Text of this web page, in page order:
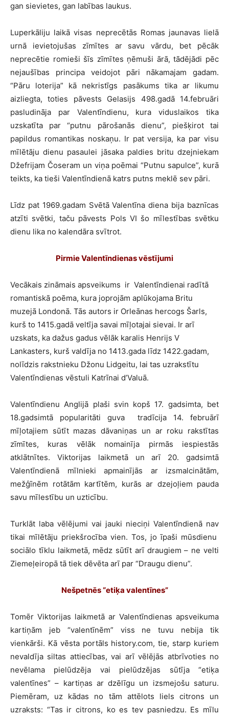
gan sievietes, gan labības laukus.
Luperkāliju laikā visas neprecētās Romas jaunavas lielā
urnā ievietojušas zīmītes ar savu vārdu, bet pēcāk
neprecētie romieši šīs zīmītes ņēmuši ārā, tādējādi pēc
nejaušības principa veidojot pāri nākamajam gadam.
“Pāru loterija” kā nekristīgs pasākums tika ar likumu
aizliegta, toties pāvests Gelasijs 498.gadā 14.februāri
pasludināja par Valentīndienu, kura viduslaikos tika
uzskatīta par “putnu pārošanās dienu”, piešķirot tai
papildus romantikas noskaņu. Ir pat versija, ka par visu
mīlētāju dienu pasaulei jāsaka paldies britu dzejniekam
Džefrijam Čoseram un viņa poēmai “Putnu sapulce”, kurā
teikts, ka tieši Valentīndienā katrs putns meklē sev pāri.
Līdz pat 1969.gadam Svētā Valentīna diena bija baznīcas
atzīti svētki, taču pāvests Pols VI šo mīlestības svētku
dienu lika no kalendāra svītrot.
Pirmie Valentīndienas vēstījumi
Vecākais zināmais apsveikums ir Valentīndienai radītā
romantiskā poēma, kura joprojām aplūkojama Britu
muzejā Londonā. Tās autors ir Orleānas hercogs Šarls,
kurš to 1415.gadā veltīja savai mīļotajai sievai. Ir arī
uzskats, ka dažus gadus vēlāk karalis Henrijs V
Lankasters, kurš valdīja no 1413.gada līdz 1422.gadam,
nolīdzis rakstnieku Džonu Lidgeitu, lai tas uzrakstītu
Valentīndienas vēstuli Katrīnai d’Valuā.
Valentīndienu Anglijā plaši svin kopš 17. gadsimta, bet
18.gadsimtā popularitāti guva
tradīcija 14. februārī
mīļotajiem sūtīt mazas dāvaniņas un ar roku rakstītas
zīmītes, kuras vēlāk nomainīja pirmās iespiestās
atklātnītes. Viktorijas laikmetā un arī 20. gadsimtā
Valentīndienā mīlnieki apmainījās ar izsmalcinātām,
mežģīnēm rotātām kartītēm, kurās ar dzejoļiem pauda
savu mīlestību un uzticību.
Turklāt laba vēlējumi vai jauki nieciņi Valentīndienā nav
tikai mīlētāju priekšrocība vien. Tos, jo īpaši mūsdienu
sociālo tīklu laikmetā, mēdz sūtīt arī draugiem – ne velti
Ziemeļeiropā tā tiek dēvēta arī par “Draugu dienu”.
Nešpetnēs “etiķa valentīnes”
Tomēr Viktorijas laikmetā ar Valentīndienas apsveikuma
kartiņām jeb “valentīnēm” viss ne tuvu nebija tik
vienkārši. Kā vēsta portāls history.com, tie, starp kuriem
nevaldīja siltas attiecības, vai arī vēlējās atbrīvoties no
nevēlama pielūdzēja vai pielūdzējas sūtīja “etiķa
valentīnes” – kartiņas ar dzēlīgu un izsmejošu saturu.
Piemēram, uz kādas no tām attēlots liels citrons un
uzraksts: “Tas ir citrons, ko es tev pasniedzu. Es mīlu